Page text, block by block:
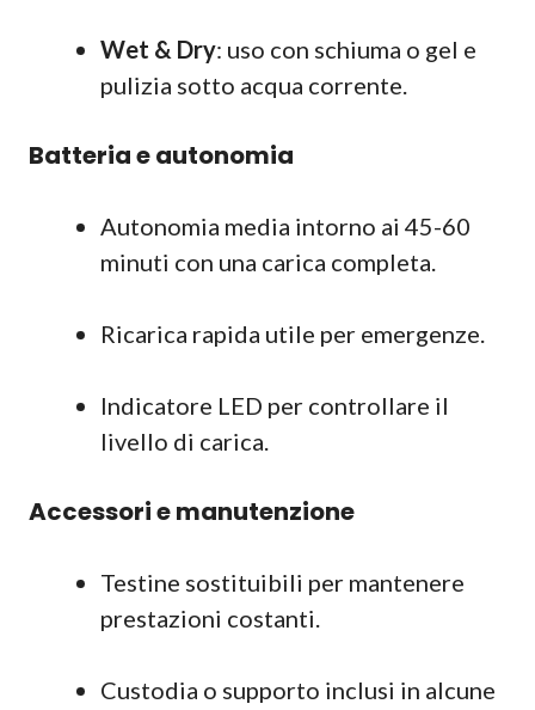
Wet & Dry: uso con schiuma o gel e
pulizia sotto acqua corrente.
Batteria e autonomia
Autonomia media intorno ai 45-60
minuti con una carica completa.
Ricarica rapida utile per emergenze.
Indicatore LED per controllare il
livello di carica.
Accessori e manutenzione
Testine sostituibili per mantenere
prestazioni costanti.
Custodia o supporto inclusi in alcune